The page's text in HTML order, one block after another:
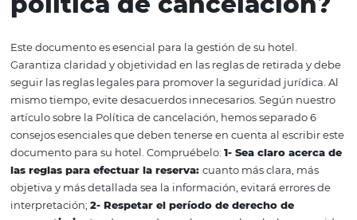
reglas de reembolso y
cancelación?
El folleto no especificaba algo en cuanto a cancelar las
de hotel, y se limitaba al sector de la aerolínea. Por lo
hoteleros siguen siendo "libres" para establecer sus
siempre respetando el código de protección del
torno al proceso de cancelar sus reservas y